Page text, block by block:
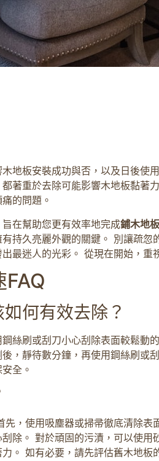
地板安裝成功與否，以及日後使
著重於去除可能影響木地板黏著
的問題。
在幫助您更有效率地完成鋪木地
持久亮麗外觀的關鍵。 別讓疏
最迷人的光彩。 從現在開始，重
何有效去除？
絲刷或刮刀小心刮除表面較鬆動
，靜待數分鐘，再使用鋼絲刷
全。
，使用吸塵器或掃帚徹底清除
除。 對於頑固的污漬，可以使
。 如有必要，請先評估舊木地板